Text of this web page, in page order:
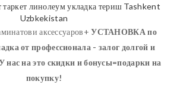
аксессуаров+УСТАНОВКАпо
от профессионала - залог долгой и
нас на это скидки и бонусы=подарки на
покупку!